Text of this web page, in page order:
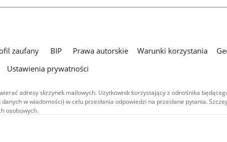
zaufany BIP Prawa autorskie Warunki korzystania
Ustawienia prywatności
adresy skrzynek mailowych. Użytkownik korzystający z odnośnika
w wiadomości) w celu przesłania odpowiedzi na przesłane pytania.
osobowych.
(z wyłączeniem treści audiowizualnych), są
Commons: uznanie autorstwa - na tych samych